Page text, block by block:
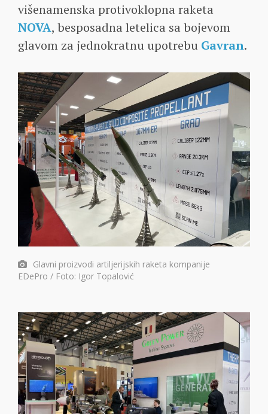
višenamenska protivoklopna raketa
NOVA, besposadna letelica sa bojevom
glavom za jednokratnu upotrebu Gavran.
Glavni proizvodi artiljerijskih raketa kompanije
EDePro / Foto: Igor Topalović